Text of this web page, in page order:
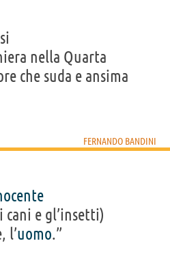
nella Quarta
che suda e ansima
FERNANDO BANDINI
e gl’insetti)
l’uomo.”